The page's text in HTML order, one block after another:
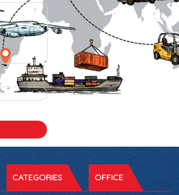
CATEGORIES OFFICE